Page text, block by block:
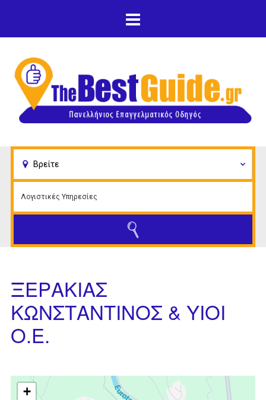
κυρίως περιεχόμενο
ΞΕΡΑΚΙΑΣ
ΚΩΝΣΤΑΝΤΙΝΟΣ & ΥΙΟΙ
Ο.Ε.
+